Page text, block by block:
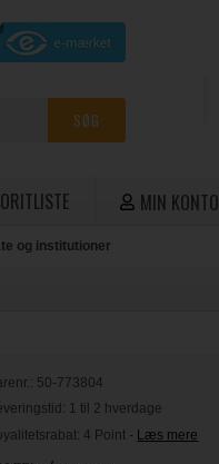
MIN KONTO
og institutioner
50-773804
1 til 2 hverdage
4 Point - Læs mere